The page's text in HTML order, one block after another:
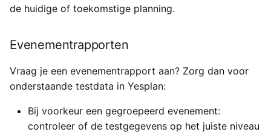
de huidige of toekomstige planning.
Evenementrapporten
Vraag je een evenementrapport aan? Zorg dan voor
onderstaande testdata in Yesplan:
Bij voorkeur een gegroepeerd evenement:
controleer of de testgegevens op het juiste niveau